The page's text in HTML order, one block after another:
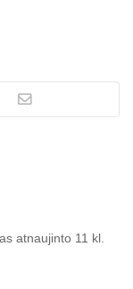
atnaujinto 11 kl.